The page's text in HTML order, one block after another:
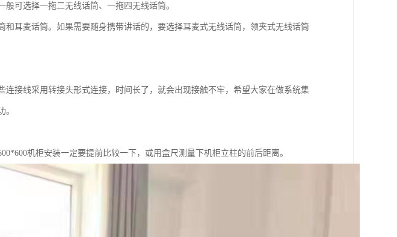
可选择一拖二无线话筒、一拖四无线话筒。
耳麦话筒。如果需要随身携带讲话的，要选择耳麦式无线话筒，领夹式无线话筒
接线采用转接头形式连接，时间长了，就会出现接触不牢，希望大家在做系统集
。
机柜安装一定要提前比较一下，或用盒尺测量下机柜立柱的前后距离。